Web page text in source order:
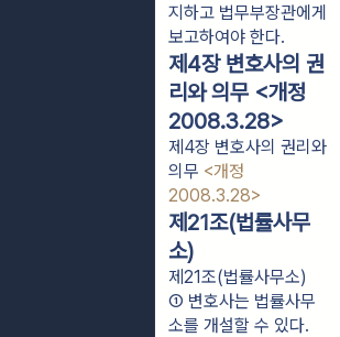
지하고 법무부장관에게
보고하여야 한다.
제4장 변호사의 권
리와 의무 <개정
2008.3.28>
제4장 변호사의 권리와
의무 <개정
2008.3.28>
제21조(법률사무
소)
제21조(법률사무소)
① 변호사는 법률사무
소를 개설할 수 있다.